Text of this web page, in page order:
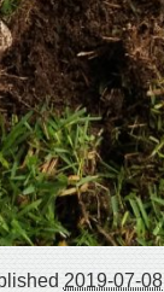
2019-07-08